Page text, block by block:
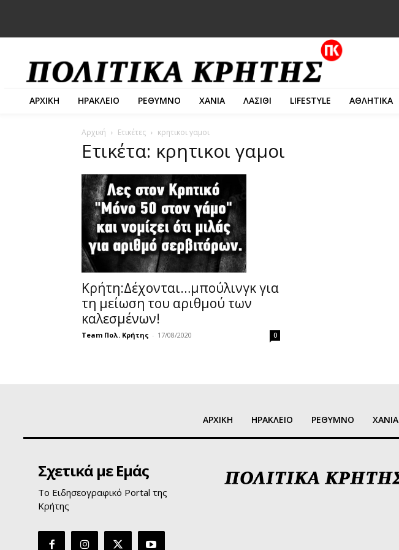
ΑΡΧΙΚΗ ΗΡΑΚΛΕΙΟ ΡΕΘΥΜΝΟ ΧΑΝΙΑ ΛΑΣΙΘΙ LIFESTYLE ΑΘΛΗΤΙΚΑ
Αρχική Ετικέτες κρητικοι γαμοι
Ετικέτα: κρητικοι γαμοι
Κρήτη:Δέχονται…μπούλινγκ για
τη μείωση του αριθμού των
καλεσμένων!
Team Πολ. Κρήτης - 17/08/2020 0
ΑΡΧΙΚΗ ΗΡΑΚΛΕΙΟ ΡΕΘΥΜΝΟ ΧΑΝΙΑ
Σχετικά με Εμάς
Το Ειδησεογραφικό Portal της
Κρήτης